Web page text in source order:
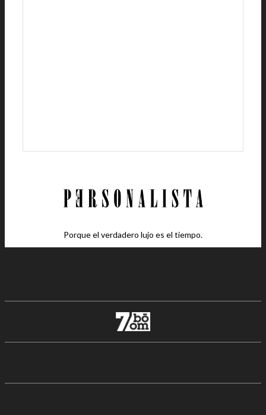
Porque el verdadero lujo es el tiempo.